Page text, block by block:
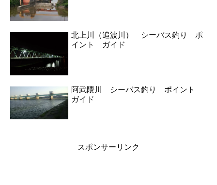
北上川（追波川） シーバス釣り ポ
イント ガイド
阿武隈川 シーバス釣り ポイント
ガイド
スポンサーリンク